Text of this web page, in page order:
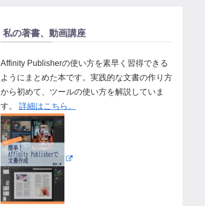
私の著書、動画講座
Affinity Publisherの使い方を素早く習得できる
ようにまとめた本です。実践的な文書の作り方
から初めて、ツールの使い方を解説していま
す。 詳細はこちら。